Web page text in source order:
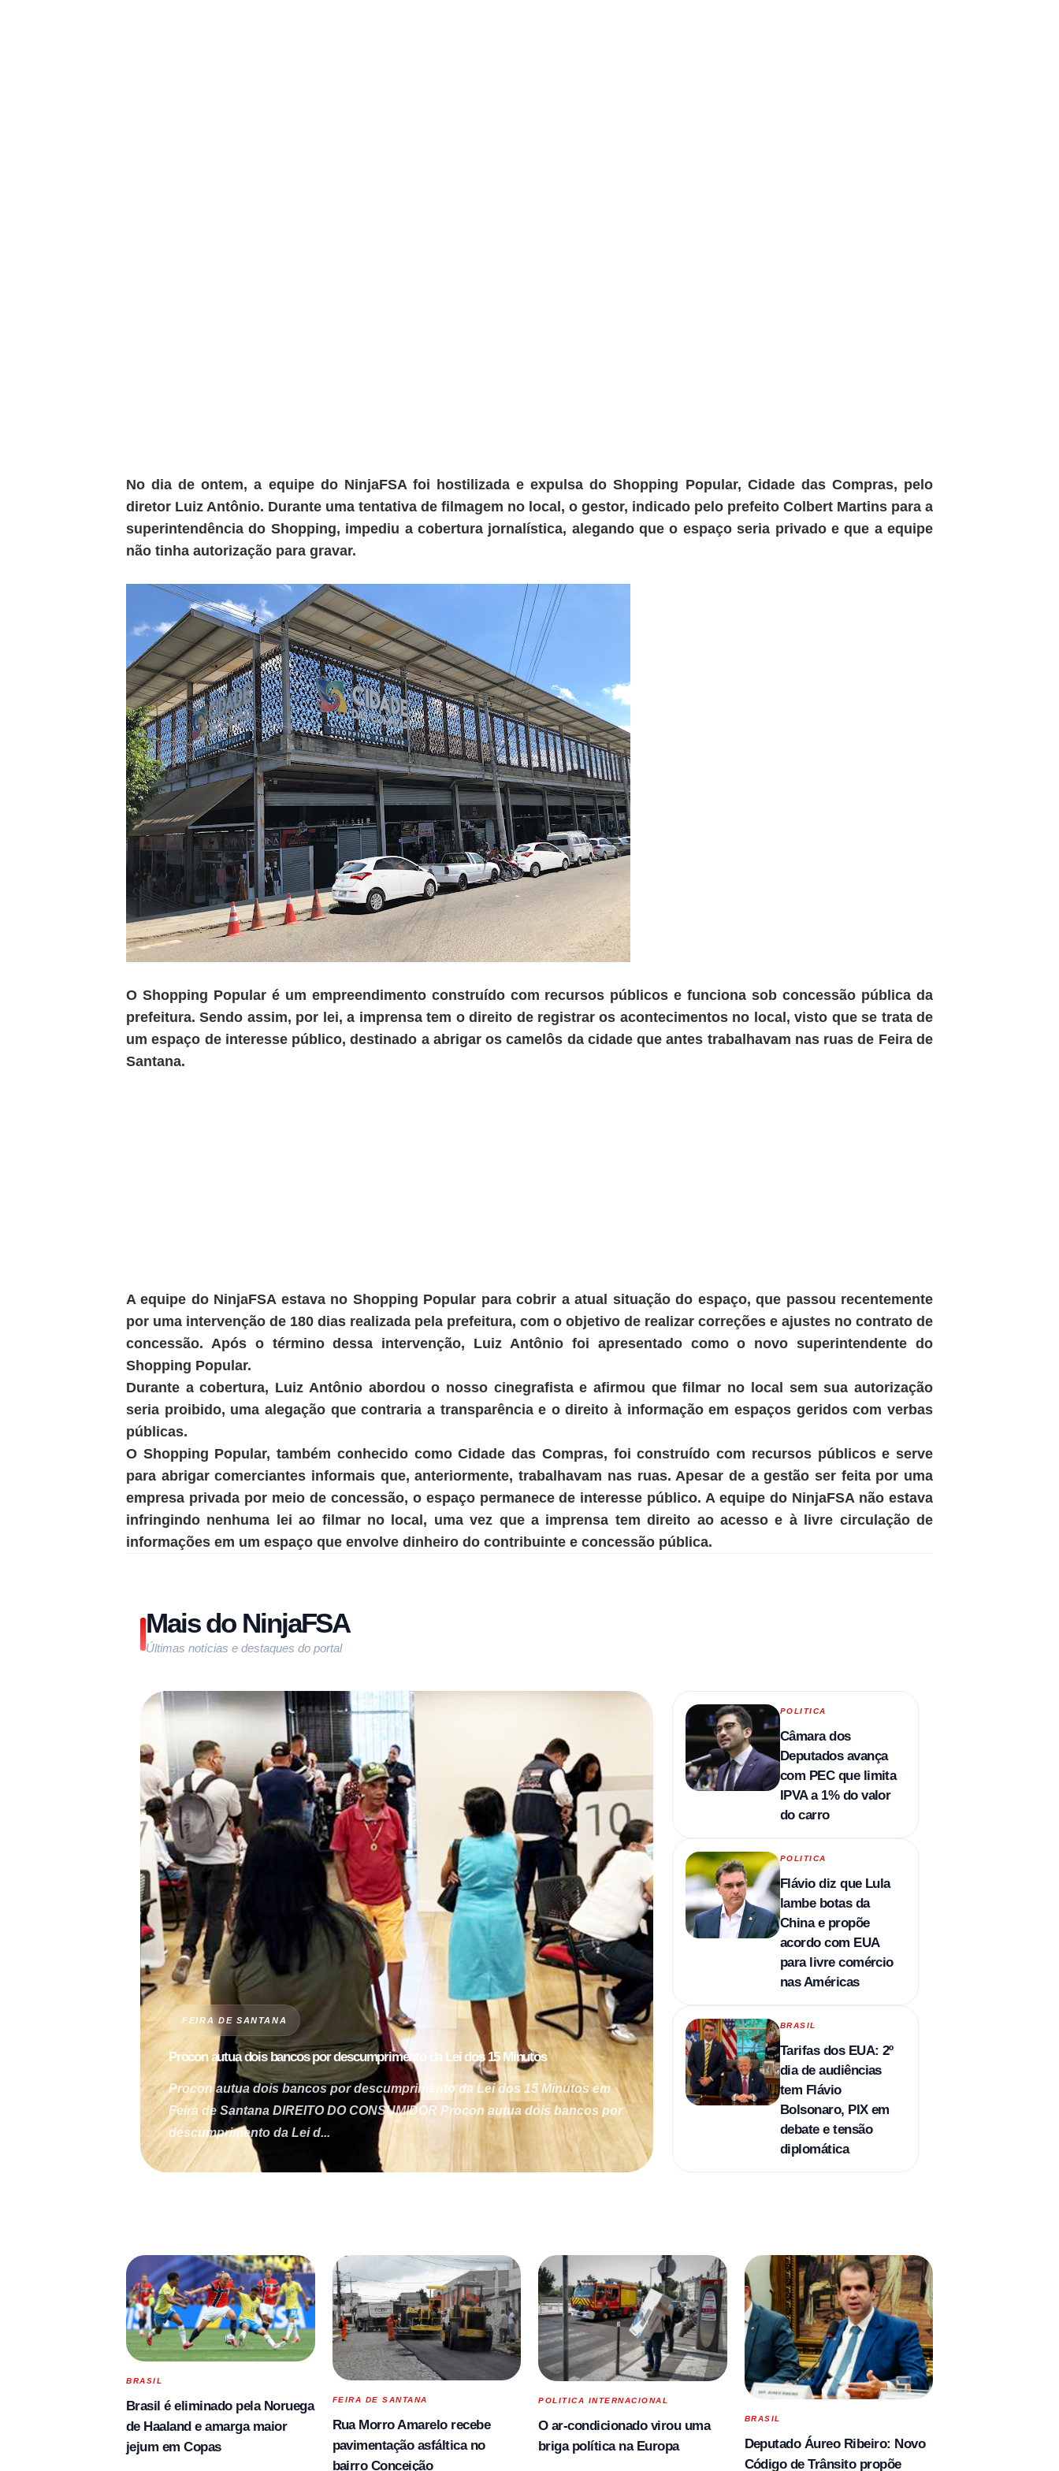
No dia de ontem, a equipe do NinjaFSA foi hostilizada e expulsa do Shopping Popular, Cidade das Compras, pelo
diretor Luiz Antônio. Durante uma tentativa de filmagem no local, o gestor, indicado pelo prefeito Colbert Martins para a
superintendência do Shopping, impediu a cobertura jornalística, alegando que o espaço seria privado e que a equipe
não tinha autorização para gravar.
O Shopping Popular é um empreendimento construído com recursos públicos e funciona sob concessão pública da
prefeitura. Sendo assim, por lei, a imprensa tem o direito de registrar os acontecimentos no local, visto que se trata de
um espaço de interesse público, destinado a abrigar os camelôs da cidade que antes trabalhavam nas ruas de Feira de
Santana.
A equipe do NinjaFSA estava no Shopping Popular para cobrir a atual situação do espaço, que passou recentemente
por uma intervenção de 180 dias realizada pela prefeitura, com o objetivo de realizar correções e ajustes no contrato de
concessão. Após o término dessa intervenção, Luiz Antônio foi apresentado como o novo superintendente do
Shopping Popular.
Durante a cobertura, Luiz Antônio abordou o nosso cinegrafista e afirmou que filmar no local sem sua autorização
seria proibido, uma alegação que contraria a transparência e o direito à informação em espaços geridos com verbas
públicas.
O Shopping Popular, também conhecido como Cidade das Compras, foi construído com recursos públicos e serve
para abrigar comerciantes informais que, anteriormente, trabalhavam nas ruas. Apesar de a gestão ser feita por uma
empresa privada por meio de concessão, o espaço permanece de interesse público. A equipe do NinjaFSA não estava
infringindo nenhuma lei ao filmar no local, uma vez que a imprensa tem direito ao acesso e à livre circulação de
informações em um espaço que envolve dinheiro do contribuinte e concessão pública.
Mais do NinjaFSA
Últimas notícias e destaques do portal
FEIRA DE SANTANA
Procon autua dois bancos por descumprimento da Lei dos 15 Minutos
Procon autua dois bancos por descumprimento da Lei dos 15 Minutos em
Feira de Santana DIREITO DO CONSUMIDOR Procon autua dois bancos por
descumprimento da Lei d...
POLITICA
Câmara dos
Deputados avança
com PEC que limita
IPVA a 1% do valor
do carro
POLITICA
Flávio diz que Lula
lambe botas da
China e propõe
acordo com EUA
para livre comércio
nas Américas
BRASIL
Tarifas dos EUA: 2º
dia de audiências
tem Flávio
Bolsonaro, PIX em
debate e tensão
diplomática
BRASIL
Brasil é eliminado pela Noruega
de Haaland e amarga maior
jejum em Copas
FEIRA DE SANTANA
Rua Morro Amarelo recebe
pavimentação asfáltica no
bairro Conceição
POLITICA INTERNACIONAL
O ar-condicionado virou uma
briga política na Europa
BRASIL
Deputado Áureo Ribeiro: Novo
Código de Trânsito propõe